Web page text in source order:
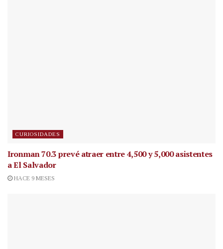
CURIOSIDADES
Ironman 70.3 prevé atraer entre 4,500 y 5,000 asistentes
a El Salvador
HACE 9 MESES